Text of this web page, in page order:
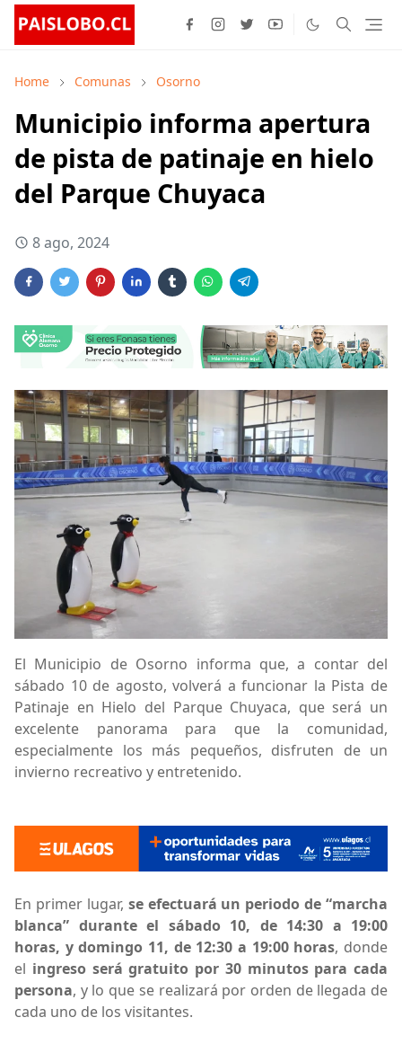
Home Comunas Osorno
Municipio informa apertura
de pista de patinaje en hielo
del Parque Chuyaca
8 ago, 2024
El Municipio de Osorno informa que, a contar del
sábado 10 de agosto, volverá a funcionar la Pista de
Patinaje en Hielo del Parque Chuyaca, que será un
excelente panorama para que la comunidad,
especialmente los más pequeños, disfruten de un
invierno recreativo y entretenido.
En primer lugar, se efectuará un periodo de “marcha
blanca” durante el sábado 10, de 14:30 a 19:00
horas, y domingo 11, de 12:30 a 19:00 horas, donde
el ingreso será gratuito por 30 minutos para cada
persona, y lo que se realizará por orden de llegada de
cada uno de los visitantes.